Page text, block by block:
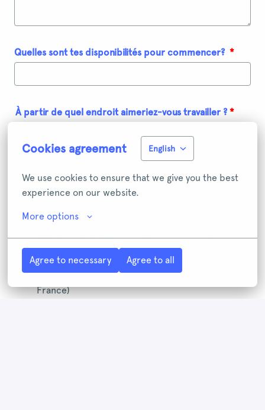
Cookies agreement English
We use cookies to ensure that we give you the best
experience on our website.
More options
Agree to necessary Agree to all
Quelles sont tes disponibilités pour commencer? *
À partir de quel endroit aimeriez-vous travailler ? *
Annecy (Annecy, Auvergne-Rhône-Alpes,
France)
Bordeaux (Bordeaux, Nouvelle-Aquitaine,
France)
Lyon (Lyon, Auvergne-Rhône-Alpes, France)
Marseille (Marseille, Provence-Alpes-Côte
d'Azur, France)
Paris (8 Cité Paradis , Paris, Île-de-France,
France)